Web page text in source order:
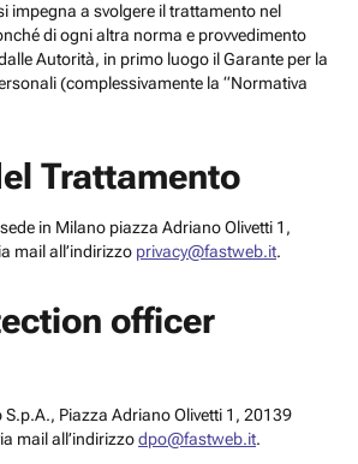
impegna a svolgere il trattamento nel
di ogni altra norma e provvedimento
Autorità, in primo luogo il Garante per la
(complessivamente la “Normativa
Trattamento
in Milano piazza Adriano Olivetti 1,
mail all’indirizzo privacy@fastweb.it.
officer
S.p.A., Piazza Adriano Olivetti 1, 20139
mail all’indirizzodpo@fastweb.it.